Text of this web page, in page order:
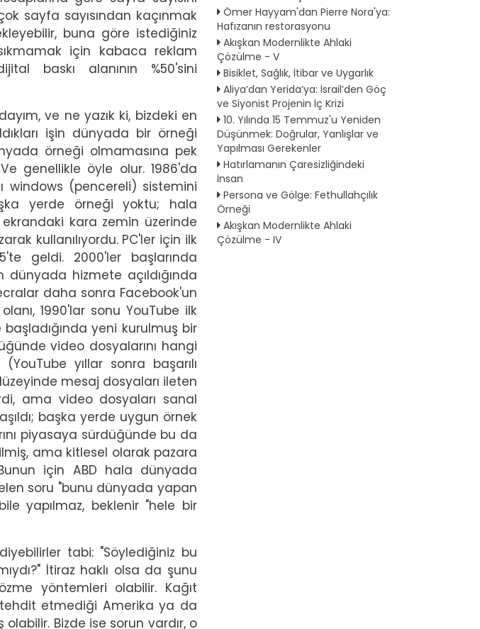
sayfa sayısından kaçınmak
buna göre istediğiniz
için kabaca reklam
baskı alanının %50'sini
ve ne yazık ki, bizdeki en
işin dünyada bir örneği
örneği olmamasına pek
genellikle öyle olur. 1986'da
windows (pencereli) sistemini
yerde örneği yoktu; hala
kara zemin üzerinde
kullanılıyordu. PC'ler için ilk
geldi. 2000'ler başlarında
dünyada hizmete açıldığında
daha sonra Facebook'un
1990'lar sonu YouTube ilk
yeni kurulmuş bir
video dosyalarını hangi
yıllar sonra başarılı
mesaj dosyaları ileten
ama video dosyaları sanal
başka yerde uygun örnek
piyasaya sürdüğünde bu da
ama kitlesel olarak pazara
için ABD hala dünyada
soru "bunu dünyada yapan
yapılmaz, beklenir "hele bir
tabi: "Söylediğiniz bu
İtiraz haklı olsa da şunu
yöntemleri olabilir. Kağıt
tehdit etmediği Amerika ya da
Bizde ise sorun vardır, o
Ömer Hayyam'dan Pierre Nora'ya:
Hafızanın restorasyonu
Akışkan Modernlikte Ahlaki
Çözülme - V
Bisiklet, Sağlık, İtibar ve Uygarlık
Aliya’dan Yerida’ya: İsrail’den Göç
ve Siyonist Projenin İç Krizi
10. Yılında 15 Temmuz'u Yeniden
Düşünmek: Doğrular, Yanlışlar ve
Yapılması Gerekenler
Hatırlamanın Çaresizliğindeki
İnsan
Persona ve Gölge: Fethullahçılık
Örneği
Akışkan Modernlikte Ahlaki
Çözülme - IV